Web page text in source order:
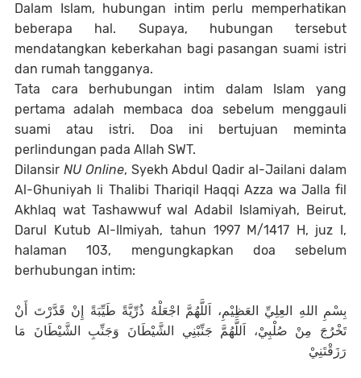
Dalam Islam, hubungan intim perlu memperhatikan
beberapa hal. Supaya, hubungan tersebut
mendatangkan keberkahan bagi pasangan suami istri
dan rumah tangganya.
Tata cara berhubungan intim dalam Islam yang
pertama adalah membaca doa sebelum menggauli
suami atau istri. Doa ini bertujuan meminta
perlindungan pada Allah SWT.
Dilansir NU Online, Syekh Abdul Qadir al-Jailani dalam
Al-Ghuniyah li Thalibi Thariqil Haqqi Azza wa Jalla fil
Akhlaq wat Tashawwuf wal Adabil Islamiyah, Beirut,
Darul Kutub Al-Ilmiyah, tahun 1997 M/1417 H, juz I,
halaman 103, mengungkapkan doa sebelum
berhubungan intim:
بِسْمِ اللهِ العِلِيِّ العَظِيْمِ، اَللَّهُمَّ اجْعَلْهُ ذُرِّيَّةً طَيِّبَةً إِنْ قَدَّرْتَ أَنْ
تَخْرُجَ مِنْ صُلْبِيْ، اَللَّهُمَّ جَنِّبْنِي الشَّيْطَانَ وَجَنِّبِ الشَّيْطَانَ مَا
رَزَقْتَنِيْ